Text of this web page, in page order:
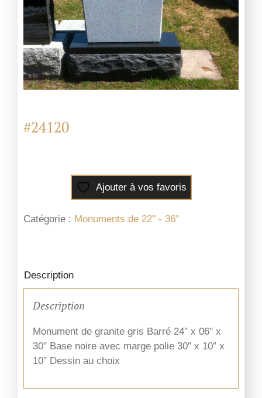
#24120
Ajouter à vos favoris
Catégorie : Monuments de 22" - 36"
Description
Description
Monument de granite gris Barré 24″ x 06″ x
30″ Base noire avec marge polie 30″ x 10″ x
10″ Dessin au choix